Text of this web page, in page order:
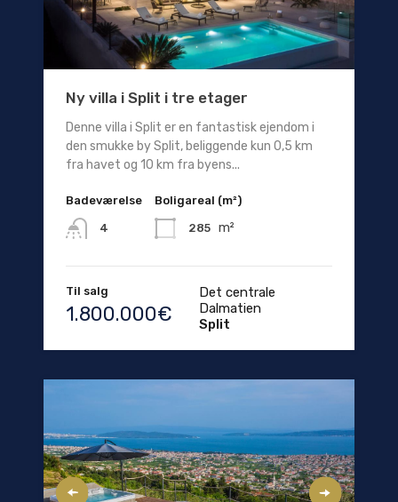
Ny villa i Split i tre etager
Denne villa i Split er en fantastisk ejendom i
den smukke by Split, beliggende kun 0,5 km
fra havet og 10 km fra byens...
Badeværelse
4
Boligareal (m²)
285 m²
Til salg
1.800.000€
Det centrale
Dalmatien
Split